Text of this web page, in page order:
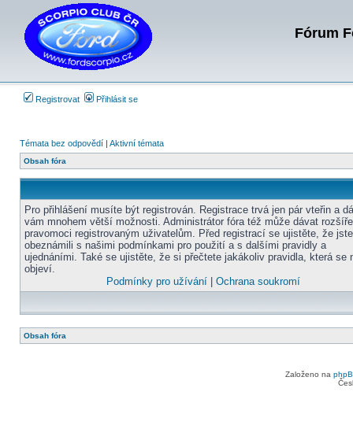
Fórum
Registrovat Přihlásit se
Témata bez odpovědí | Aktivní témata
Obsah fóra
Pro přihlášení musíte být registrován. Registrace trvá jen pár vteřin a
vám mnohem větší možnosti. Administrátor fóra též může dávat
pravomoci registrovaným uživatelům. Před registrací se ujistěte, že
obeznámili s našimi podmínkami pro použití a s dalšími pravidly a
ujednáními. Také se ujistěte, že si přečtete jakákoliv pravidla, která se
objeví.
Podmínky pro užívání| Ochrana soukromí
Obsah fóra
Založeno na